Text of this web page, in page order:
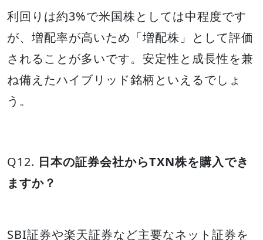
利回りは約3%で米国株としては中程度です
が、増配率が高いため「増配株」として評価
されることが多いです。安定性と成長性を兼
ね備えたハイブリッド銘柄といえるでしょ
う。
Q12. 日本の証券会社からTXN株を購入でき
ますか？
SBI証券や楽天証券など主要なネット証券を